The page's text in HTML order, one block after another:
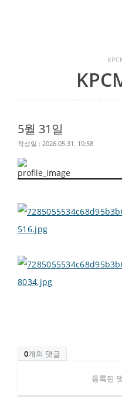
5월 31일
작성일 : 2026.05.31. 10:58
0개의 댓글
등록된